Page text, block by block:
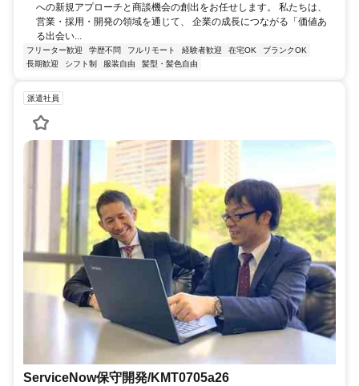
への新規アプローチと商談機会の創出をお任せします。 私たちは、
営業・採用・開発の領域を通じて、 企業の成長につながる「価値あ
る出会い...
フリーター歓迎 学歴不問 フルリモート 経験者歓迎 在宅OK
ブランクOK
長期歓迎
シフト制 服装自由 髪型・髪色自由
派遣社員
ServiceNow保守開発/KMT0705a26